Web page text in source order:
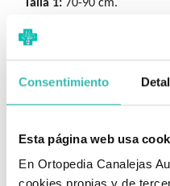
Consentimiento
Esta página web usa
En Ortopedia Canalejas
Talla 1: 70-90 cm.
Talla 3: